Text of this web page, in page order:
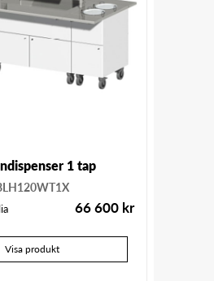
1 tap
66 600 kr
Visa produkt